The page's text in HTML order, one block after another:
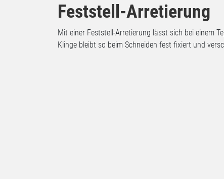
Feststell-Arretierung
Mit einer Feststell-Arretierung lässt sich bei einem
Klinge bleibt so beim Schneiden fest fixiert und